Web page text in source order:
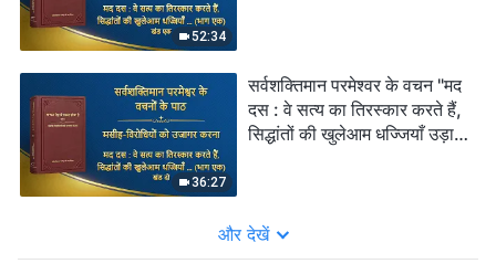
52:34
36:27
सर्वशक्तिमान परमेश्वर के वचन "मद
दस : वे सत्य का तिरस्कार करते हैं,
सिद्धांतों की खुलेआम धज्जियाँ उड़ाते
और देखें